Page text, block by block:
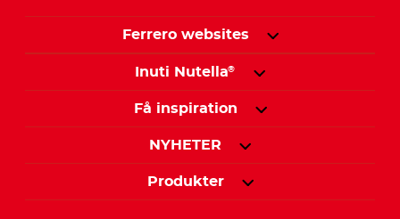
Ferrero websites
Inuti Nutella®
Få inspiration
NYHETER
Produkter